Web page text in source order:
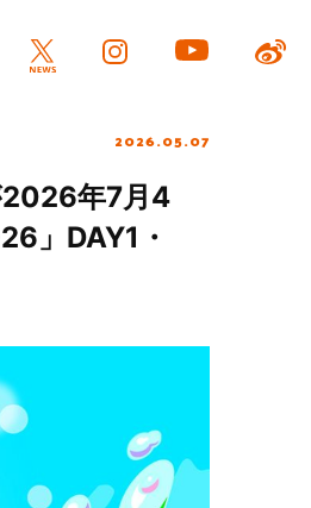
2026.05.07
2026年7月4
」DAY1・